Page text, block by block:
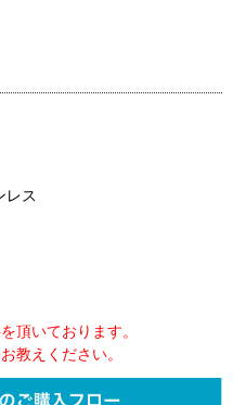
レス
頂いております。
教えください。